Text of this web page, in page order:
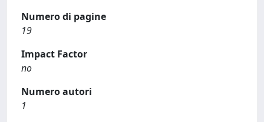
Numero di pagine
19
Impact Factor
no
Numero autori
1